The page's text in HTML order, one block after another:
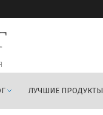
ЛУЧШИЕ ПРОДУКТЫ